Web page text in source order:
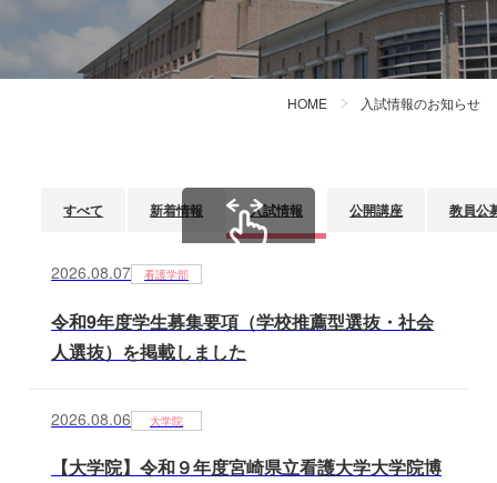
HOME 入試情報のお知らせ
すべて 新着情報 入試情報 公開講座 教員公
2026.08.07 看護学部
令和9年度学生募集要項（学校推薦型選抜・社会
人選抜）を掲載しました
2026.08.06 大学院
【大学院】令和９年度宮崎県立看護大学大学院博